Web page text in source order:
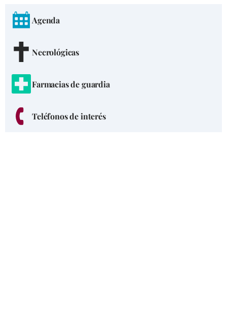
Agenda
Necrológicas
Farmacias de guardia
Teléfonos de interés